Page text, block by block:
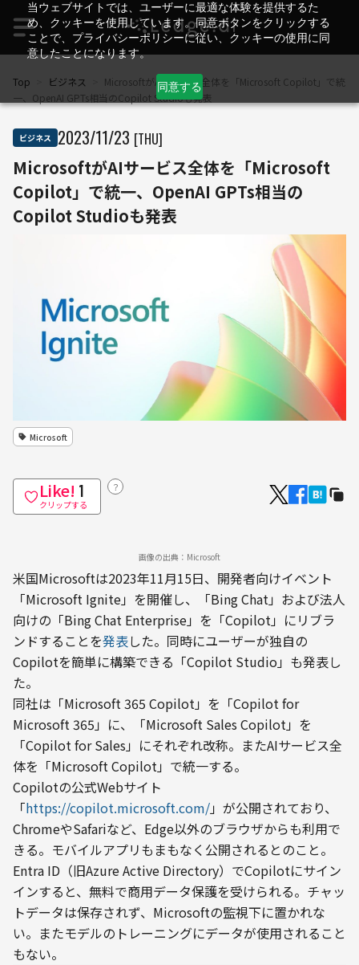
当ウェブサイトでは、ユーザーに最適な体験を提供するた
め、クッキーを使用しています。同意ボタンをクリックする
ことで、プライバシーポリシーに従い、クッキーの使用に同
意したことになります。
同意する
Top ビジネス
MicrosoftがAIサービス全体を「Microsoft Copilot」で統
一、OpenAI GPTs相当のCopilot Studioも発表
ビジネス 2023/11/23 [THU]
MicrosoftがAIサービス全体を「Microsoft
Copilot」で統一、OpenAI GPTs相当の
Copilot Studioも発表
Microsoft
Like! 1
クリップする
？
画像の出典：Microsoft
米国Microsoftは2023年11月15日、開発者向けイベント
「Microsoft Ignite」を開催し、「Bing Chat」および法人
向けの「Bing Chat Enterprise」を「Copilot」にリブラ
ンドすることを発表した。同時にユーザーが独自の
Copilotを簡単に構築できる「Copilot Studio」も発表し
た。
同社は「Microsoft 365 Copilot」を「Copilot for
Microsoft 365」に、「Microsoft Sales Copilot」を
「Copilot for Sales」にそれぞれ改称。またAIサービス全
体を「Microsoft Copilot」で統一する。
Copilotの公式Webサイト
「https://copilot.microsoft.com/」が公開されており、
ChromeやSafariなど、Edge以外のブラウザからも利用で
きる。モバイルアプリもまもなく公開されるとのこと。
Entra ID（旧Azure Active Directory）でCopilotにサイン
インすると、無料で商用データ保護を受けられる。チャッ
トデータは保存されず、Microsoftの監視下に置かれな
い。またモデルのトレーニングにデータが使用されること
もない。